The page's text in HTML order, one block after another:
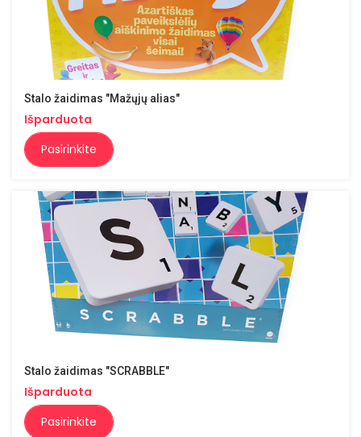
Stalo žaidimas "Mažųjų alias"
Išparduota
Pasirinkite
Stalo žaidimas "SCRABBLE"
Išparduota
Pasirinkite